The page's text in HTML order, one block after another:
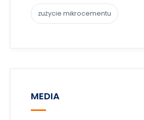
zużycie mikrocementu
MEDIA